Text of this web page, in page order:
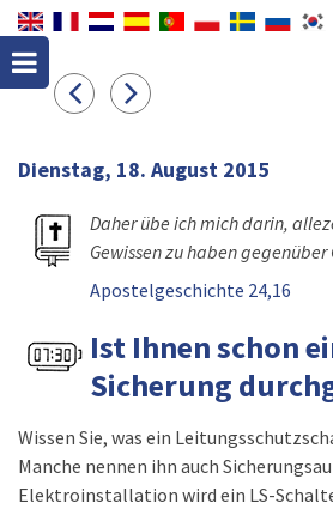
Dienstag, 18. August 2015
Daher übe ich mich darin,
Gewissen zu haben gegenüber
Apostelgeschichte 24,16
Ist Ihnen schon
Sicherung
Wissen Sie, was ein
Manche nennen ihn auch
Elektroinstallation wird ein LS-